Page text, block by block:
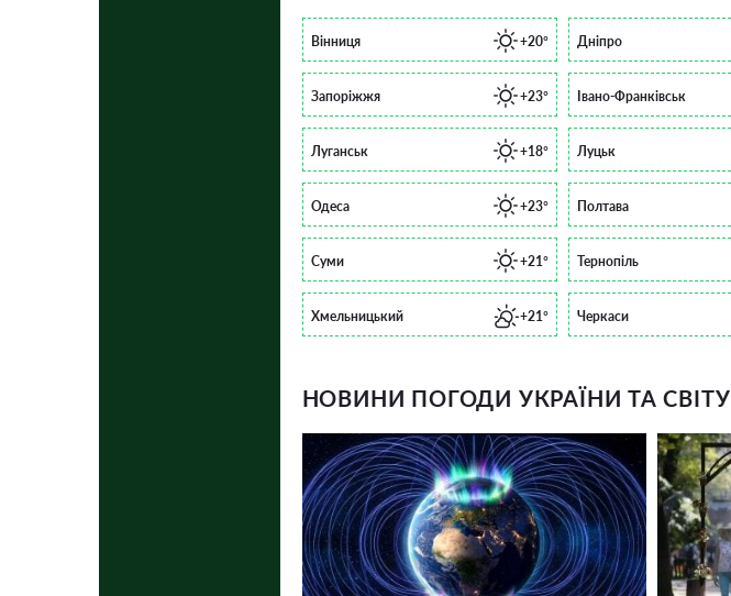
Вінниця +20° Дніпро
Запоріжжя +23° Івано-Франківськ
Луганськ +18° Луцьк
Одеса +23° Полтава
Суми +21° Тернопіль
Хмельницький +21° Черкаси
НОВИНИ ПОГОДИ УКРАЇНИ ТА СВІТУ